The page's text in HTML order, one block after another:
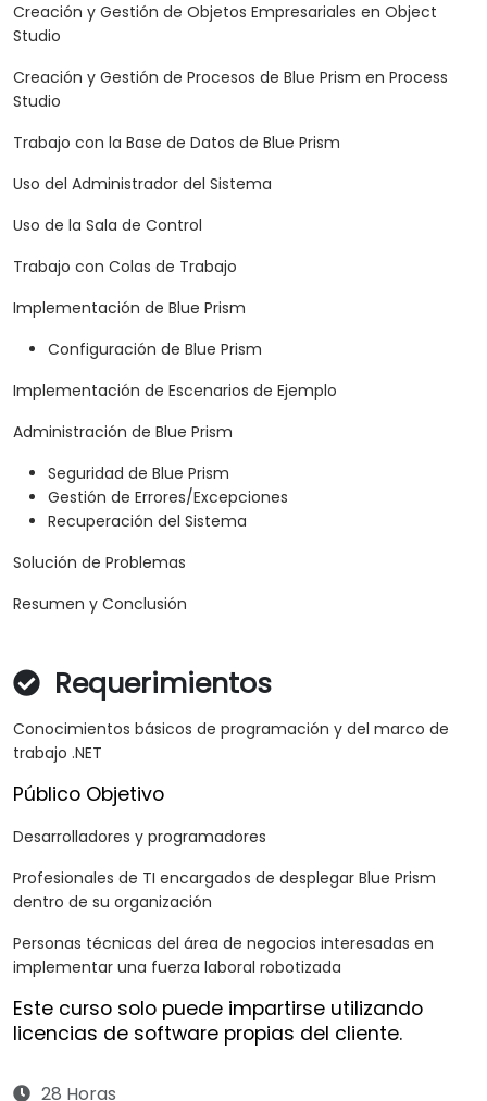
Creación y Gestión de Objetos Empresariales en Object
Studio
Creación y Gestión de Procesos de Blue Prism en Process
Studio
Trabajo con la Base de Datos de Blue Prism
Uso del Administrador del Sistema
Uso de la Sala de Control
Trabajo con Colas de Trabajo
Implementación de Blue Prism
Configuración de Blue Prism
Implementación de Escenarios de Ejemplo
Administración de Blue Prism
Seguridad de Blue Prism
Gestión de Errores/Excepciones
Recuperación del Sistema
Solución de Problemas
Resumen y Conclusión
Requerimientos
Conocimientos básicos de programación y del marco de
trabajo .NET
Público Objetivo
Desarrolladores y programadores
Profesionales de TI encargados de desplegar Blue Prism
dentro de su organización
Personas técnicas del área de negocios interesadas en
implementar una fuerza laboral robotizada
Este curso solo puede impartirse utilizando
licencias de software propias del cliente.
28 Horas